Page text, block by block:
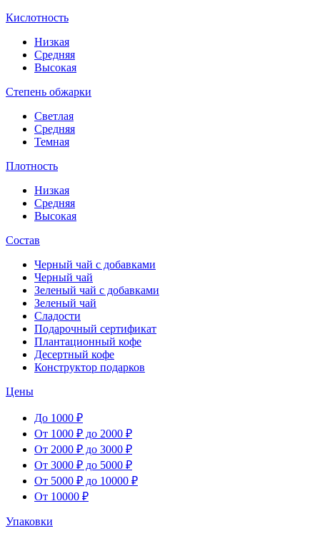
Кислотность
Низкая
Средняя
Высокая
Степень обжарки
Светлая
Средняя
Темная
Плотность
Низкая
Средняя
Высокая
Состав
Черный чай с добавками
Черный чай
Зеленый чай с добавками
Зеленый чай
Сладости
Подарочный сертификат
Плантационный кофе
Десертный кофе
Конструктор подарков
Цены
До 1000 ₽
От 1000 ₽ до 2000 ₽
От 2000 ₽ до 3000 ₽
От 3000 ₽ до 5000 ₽
От 5000 ₽ до 10000 ₽
От 10000 ₽
Упаковки